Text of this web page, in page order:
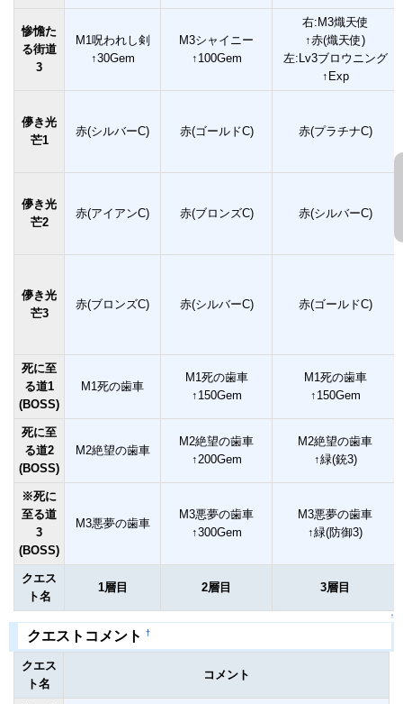
クエス
ト名
1層目 2層目 3層目
惨憺た
る街道
3
M1呪われし剣
↑30Gem
M3シャイニー
↑100Gem
右:M3熾天使
↑赤(熾天使)
左:Lv3ブロウニング
↑Exp
儚き光
芒1
赤(シルバーC) 赤(ゴールドC) 赤(プラチナC)
儚き光
芒2
赤(アイアンC) 赤(ブロンズC) 赤(シルバーC)
儚き光
芒3
赤(ブロンズC) 赤(シルバーC) 赤(ゴールドC)
死に至
る道1
(BOSS)
M1死の歯車
M1死の歯車
↑150Gem
M1死の歯車
↑150Gem
死に至
る道2
(BOSS)
M2絶望の歯車
M2絶望の歯車
↑200Gem
M2絶望の歯車
↑緑(銃3)
※死に
至る道
3
(BOSS)
M3悪夢の歯車
M3悪夢の歯車
↑300Gem
M3悪夢の歯車
↑緑(防御3)
↑
クエストコメント †
クエス
ト名
コメント